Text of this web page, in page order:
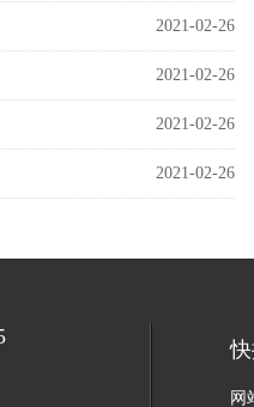
2021-02-26
2021-02-26
2021-02-26
2021-02-26
网